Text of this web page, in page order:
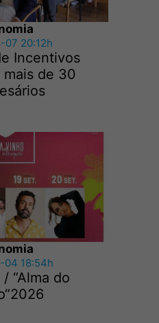
07 20:12h
Incentivos
mais de 30
04 18:54h
“Alma do